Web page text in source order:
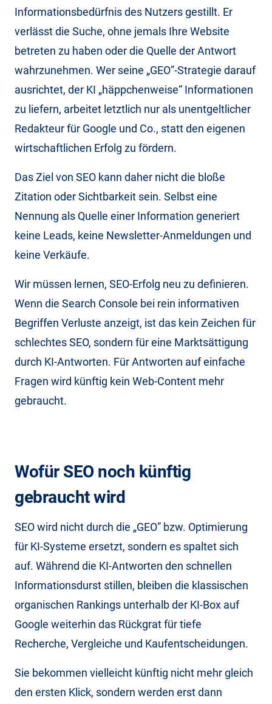
Informationsbedürfnis des Nutzers gestillt. Er
verlässt die Suche, ohne jemals Ihre Website
betreten zu haben oder die Quelle der Antwort
wahrzunehmen. Wer seine „GEO”-Strategie darauf
ausrichtet, der KI „häppchenweise“ Informationen
zu liefern, arbeitet letztlich nur als unentgeltlicher
Redakteur für Google und Co., statt den eigenen
wirtschaftlichen Erfolg zu fördern.
Das Ziel von SEO kann daher nicht die bloße
Zitation oder Sichtbarkeit sein. Selbst eine
Nennung als Quelle einer Information generiert
keine Leads, keine Newsletter-Anmeldungen und
keine Verkäufe.
Wir müssen lernen, SEO-Erfolg neu zu definieren.
Wenn die Search Console bei rein informativen
Begriffen Verluste anzeigt, ist das kein Zeichen für
schlechtes SEO, sondern für eine Marktsättigung
durch KI-Antworten. Für Antworten auf einfache
Fragen wird künftig kein Web-Content mehr
gebraucht.
Wofür SEO noch künftig
gebraucht wird
SEO wird nicht durch die „GEO” bzw. Optimierung
für KI-Systeme ersetzt, sondern es spaltet sich
auf. Während die KI-Antworten den schnellen
Informationsdurst stillen, bleiben die klassischen
organischen Rankings unterhalb der KI-Box auf
Google weiterhin das Rückgrat für tiefe
Recherche, Vergleiche und Kaufentscheidungen.
Sie bekommen vielleicht künftig nicht mehr gleich
den ersten Klick, sondern werden erst dann